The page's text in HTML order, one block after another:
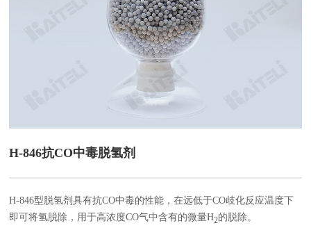
H-846抗CO中毒脱氢剂
H-846型脱氢剂具有抗CO中毒的性能，在远低于CO歧化反应温度下
即可将氢脱除，用于高浓度CO气中含有的微量H2的脱除。